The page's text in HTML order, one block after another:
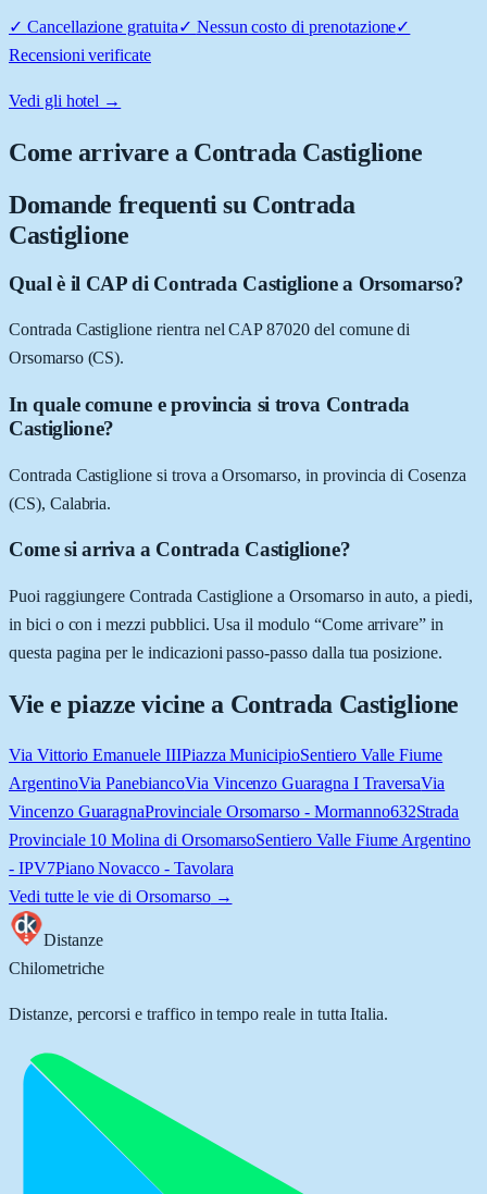
✓ Cancellazione gratuita✓ Nessun costo di prenotazione✓
Recensioni verificate
Vedi gli hotel →
Come arrivare a Contrada Castiglione
Domande frequenti su Contrada
Castiglione
Qual è il CAP di Contrada Castiglione a Orsomarso?
Contrada Castiglione rientra nel CAP 87020 del comune di
Orsomarso (CS).
In quale comune e provincia si trova Contrada
Castiglione?
Contrada Castiglione si trova a Orsomarso, in provincia di Cosenza
(CS), Calabria.
Come si arriva a Contrada Castiglione?
Puoi raggiungere Contrada Castiglione a Orsomarso in auto, a piedi,
in bici o con i mezzi pubblici. Usa il modulo “Come arrivare” in
questa pagina per le indicazioni passo-passo dalla tua posizione.
Vie e piazze vicine a Contrada Castiglione
Via Vittorio Emanuele IIIPiazza MunicipioSentiero Valle Fiume
ArgentinoVia PanebiancoVia Vincenzo Guaragna I TraversaVia
Vincenzo GuaragnaProvinciale Orsomarso - Mormanno632Strada
Provinciale 10 Molina di OrsomarsoSentiero Valle Fiume Argentino
- IPV7Piano Novacco - Tavolara
Vedi tutte le vie di Orsomarso→
Distanze
Chilometriche
Distanze, percorsi e traffico in tempo reale in tutta Italia.